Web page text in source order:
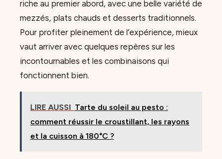
riche au premier abord, avec une belle variété de
mezzés, plats chauds et desserts traditionnels.
Pour profiter pleinement de l’expérience, mieux
vaut arriver avec quelques repères sur les
incontournables et les combinaisons qui
fonctionnent bien.
LIRE AUSSI Tarte du soleil au pesto :
comment réussir le croustillant, les rayons
et la cuisson à 180°C ?